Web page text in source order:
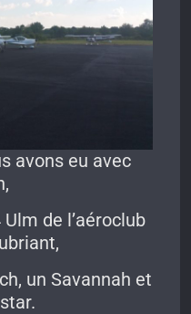
avons eu avec
de l’aéroclub
un Savannah et